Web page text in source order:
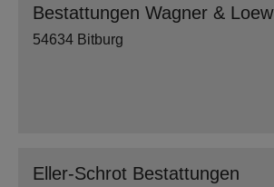
Bestattungen Wagner & Loew
54634 Bitburg
Eller-Schrot Bestattungen